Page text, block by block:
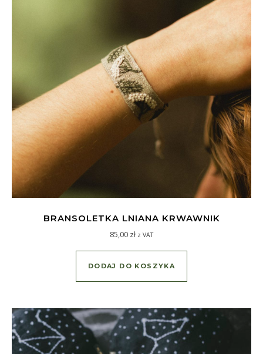
BRANSOLETKA LNIANA KRWAWNIK
85,00 zł z VAT
DODAJ DO KOSZYKA